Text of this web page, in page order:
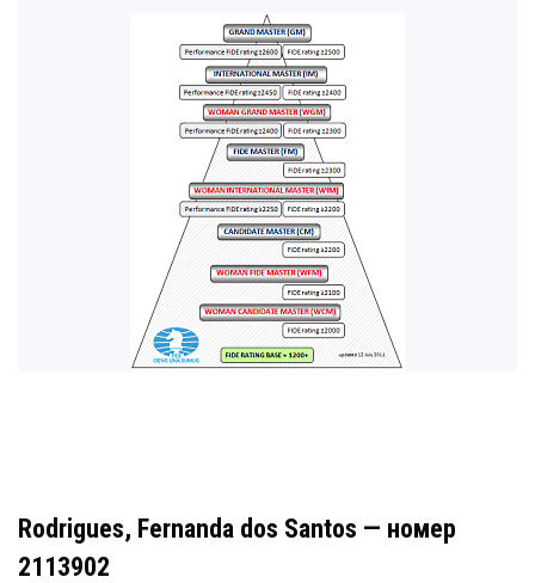
Rodrigues, Fernanda dos Santos — номер
2113902